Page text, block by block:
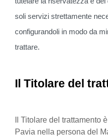
soli servizi strettamente
configurandoli in modo da
trattare.
Il Titolare del
Il Titolare del trattamento
Pavia nella persona del